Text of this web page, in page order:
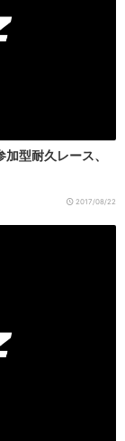
型耐久レース、
2017/08/22